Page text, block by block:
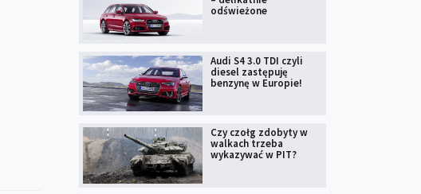
odświeżone
Audi S4 3.0 TDI czyli
diesel zastępuję
benzynę w Europie!
Czy czołg zdobyty w
walkach trzeba
wykazywać w PIT?